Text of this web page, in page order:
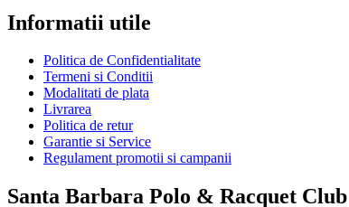
Informatii utile
Politica de Confidentialitate
Termeni si Conditii
Modalitati de plata
Livrarea
Politica de retur
Garantie si Service
Regulament promotii si campanii
Santa Barbara Polo & Racquet Club